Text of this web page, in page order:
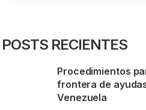
POSTS RECIENTES
Procedimientos
frontera de
Venezuela